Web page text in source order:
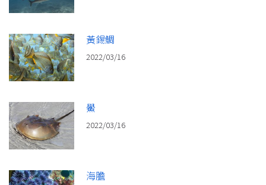
黃錫鯛
2022/03/16
鱟
2022/03/16
海膽